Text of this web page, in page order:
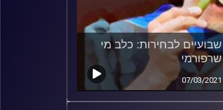
שבועיים לבחירות: כלב מי
שרפורמי
07/03/2021